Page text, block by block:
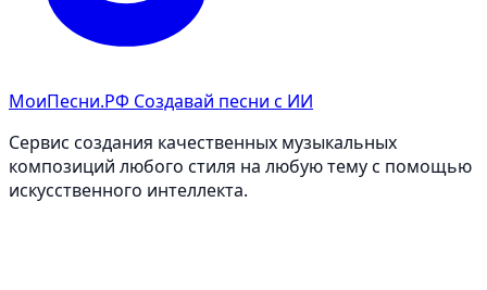
МоиПесни.РФ Создавай песни с ИИ
Сервис создания качественных музыкальных
композиций любого стиля на любую тему с помощью
искусственного интеллекта.